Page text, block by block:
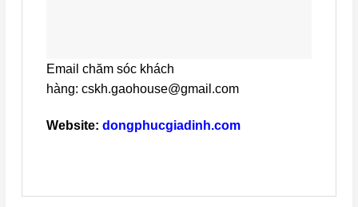
Email chăm sóc khách
hàng: cskh.gaohouse@gmail.com
Website: dongphucgiadinh.com